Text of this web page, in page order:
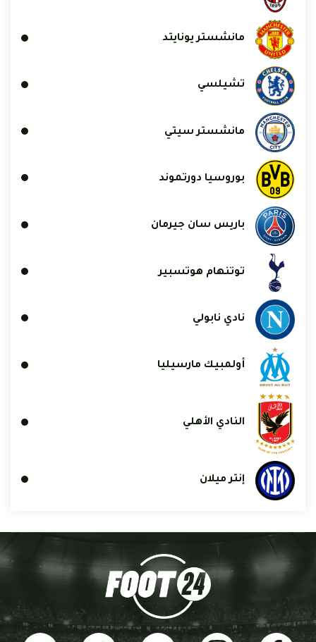
مانشستر يونايتد
تشيلسي
مانشستر سيتي
بوروسيا دورتموند
باريس سان جيرمان
توتنهام هوتسبير
نادي نابولي
أولمبيك مارسيليا
النادي الأهلي
إنتر ميلان